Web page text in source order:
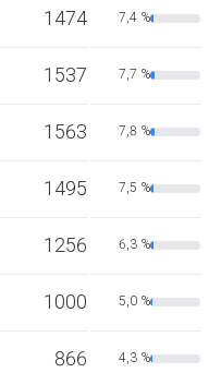
1474 7,4 %
1537 7,7 %
1563 7,8 %
1495 7,5 %
1256 6,3 %
1000 5,0 %
866 4,3 %